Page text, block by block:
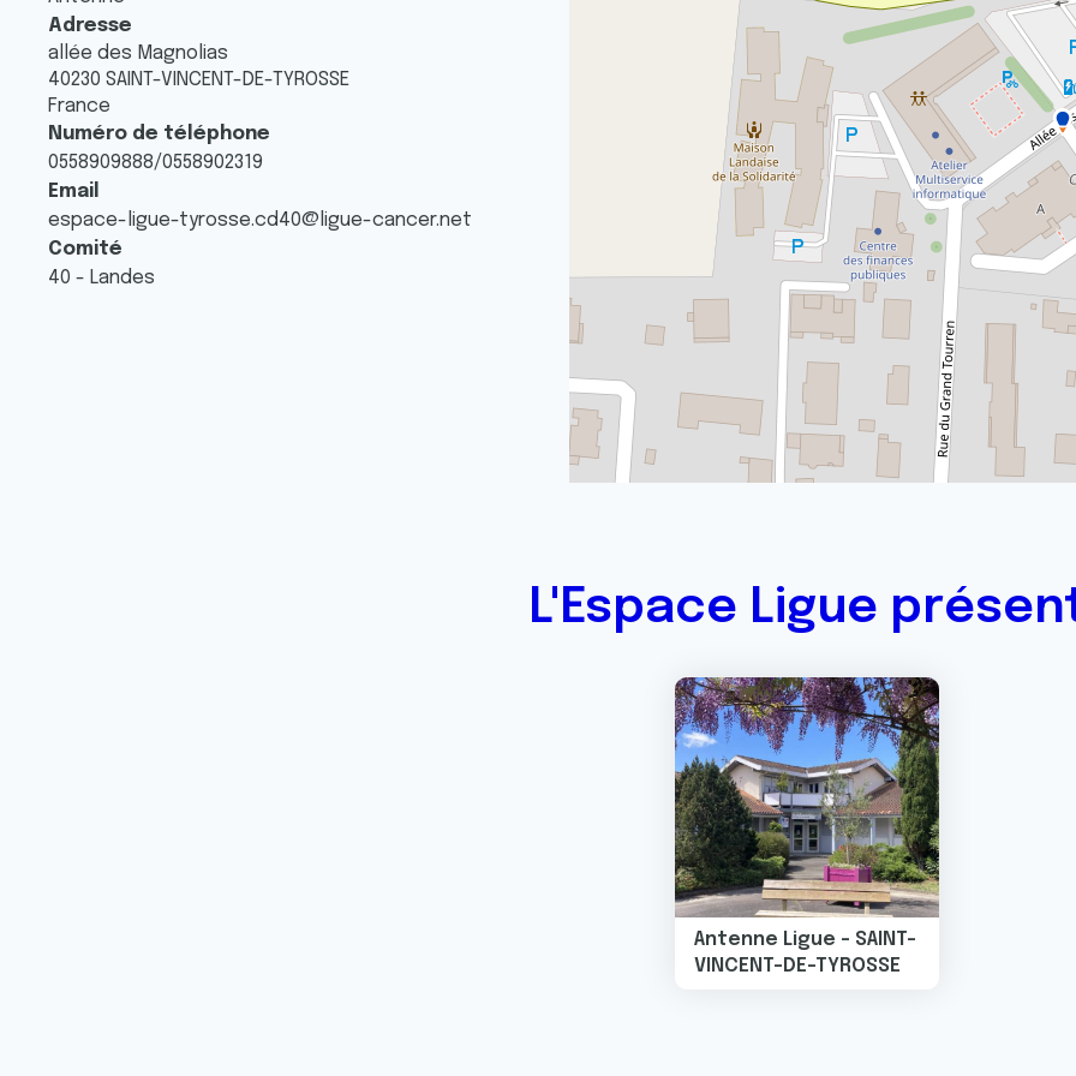
Adresse
allée des Magnolias
40230 SAINT-VINCENT-DE-TYROSSE
France
Numéro de téléphone
0558909888/0558902319
Email
espace-ligue-tyrosse.cd40@ligue-cancer.net
Comité
40 - Landes
L'Espace Ligue
Image
Antenne Ligue - SAINT-
VINCENT-DE-TYROSSE